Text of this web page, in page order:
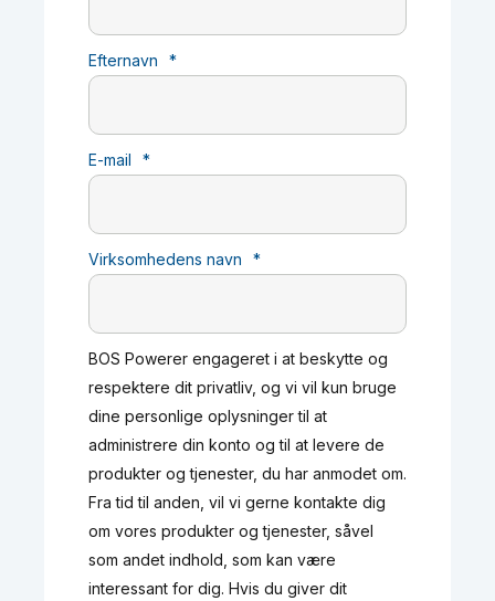
Efternavn *
E-mail *
Virksomhedens navn *
BOS Powerer engageret i at beskytte og
respektere dit privatliv, og vi vil kun bruge
dine personlige oplysninger til at
administrere din konto og til at levere de
produkter og tjenester, du har anmodet om.
Fra tid til anden, vil vi gerne kontakte dig
om vores produkter og tjenester, såvel
som andet indhold, som kan være
interessant for dig. Hvis du giver dit